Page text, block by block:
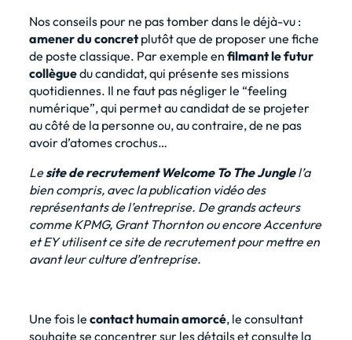
Nos conseils pour ne pas tomber dans le déjà-vu :
amener du concretplutôt que de proposer une fiche
de poste classique. Par exemple en filmant le futur
collèguedu candidat, qui présente ses missions
quotidiennes. Il ne faut pas négliger le “feeling
numérique”, qui permet au candidat de se projeter
au côté de la personne ou, au contraire, de ne pas
avoir d’atomes crochus…
Lesite de recrutement Welcome To The Junglel’a
bien compris, avec la publication vidéo des
représentants de l’entreprise. De grands acteurs
comme KPMG, Grant Thornton ou encore Accenture
et EY utilisent ce site de recrutement pour mettre en
avant leur culture d’entreprise.
Une fois le contact humain amorcé, le consultant
souhaite se concentrer sur les détails et consulte la